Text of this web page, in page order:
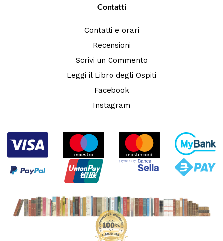
Contatti
Contatti e orari
Recensioni
Scrivi un Commento
Leggi il Libro degli Ospiti
Facebook
Instagram